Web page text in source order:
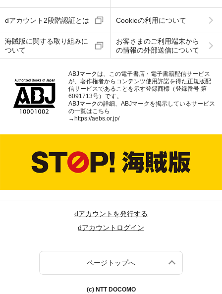
dアカウント2段階認証とは Cookieの利用について
海賊版に関する取り組みに
ついて
お客さまのご利用端末から
の情報の外部送信について
ABJマークは、この電子書店・電子書籍配信サービス
が、著作権者からコンテンツ使用許諾を得た正規版配
信サービスであることを示す登録商標（登録番号 第
6091713号）です。
ABJマークの詳細、ABJマークを掲示しているサービス
の一覧はこちら
→ https://aebs.or.jp/
dアカウントを発行する
dアカウントログイン
ページトップへ
(c) NTT DOCOMO